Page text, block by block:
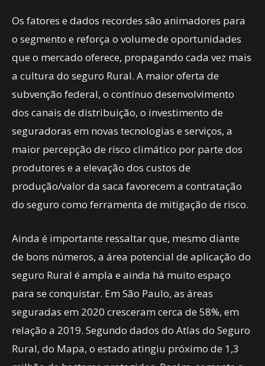
Os fatores e dados recordes são animadores para
o segmento e reforça o volume de oportunidades
que o mercado oferece, propagando cada vez mais
a cultura do seguro Rural. A maior oferta de
subvenção federal, o contínuo desenvolvimento
dos canais de distribuição, o investimento de
seguradoras em novas tecnologias e serviços, a
maior percepção de risco climático por parte dos
produtores e a elevação dos custos de
produção/valor da saca favorecem a contratação
do seguro como ferramenta de mitigação de risco.
Ainda é importante ressaltar que, mesmo diante
de bons números, a área potencial de aplicação do
seguro Rural é ampla e ainda há muito espaço
para se conquistar. Em São Paulo, as áreas
seguradas em 2020 cresceram cerca de 58%, em
relação a 2019. Segundo dados do Atlas do Seguro
Rural, do Mapa, o estado atingiu próximo de 1,3